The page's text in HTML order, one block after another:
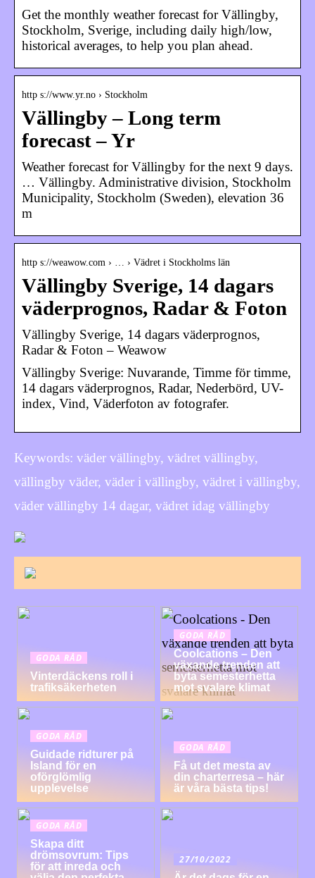
Get the monthly weather forecast for Vällingby,
Stockholm, Sverige, including daily high/low,
historical averages, to help you plan ahead.
http s://www.yr.no › Stockholm
Vällingby – Long term
forecast – Yr
Weather forecast for Vällingby for the next 9 days.
… Vällingby. Administrative division, Stockholm
Municipality, Stockholm (Sweden), elevation 36
m
http s://weawow.com › … › Vädret i Stockholms län
Vällingby Sverige, 14 dagars
väderprognos, Radar & Foton
Vällingby Sverige, 14 dagars väderprognos,
Radar & Foton – Weawow
Vällingby Sverige: Nuvarande, Timme för timme,
14 dagars väderprognos, Radar, Nederbörd, UV-
index, Vind, Väderfoton av fotografer.
Keywords: väder vällingby, vädret vällingby,
vällingby väder, väder i vällingby, vädret i vällingby,
väder vällingby 14 dagar, vädret idag vällingby
GODA RÅD
Vinterdäckens roll i
trafiksäkerheten
GODA RÅD
Coolcations – Den
växande trenden att
byta semesterhetta
mot svalare klimat
GODA RÅD
Guidade ridturer på
Island för en
oförglömlig
upplevelse
GODA RÅD
Få ut det mesta av
din charterresa – här
är våra bästa tips!
GODA RÅD
Skapa ditt
drömsovrum: Tips
för att inreda och
27/10/2022